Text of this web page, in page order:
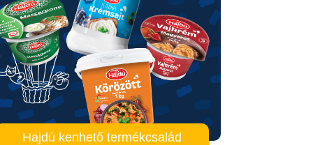
Hajdú kenhető termékcsalád